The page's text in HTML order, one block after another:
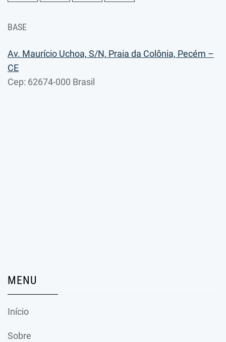
BASE
Av. Maurício Uchoa, S/N, Praia da Colônia, Pecém –
CE
Cep: 62674-000 Brasil
MENU
Início
Sobre